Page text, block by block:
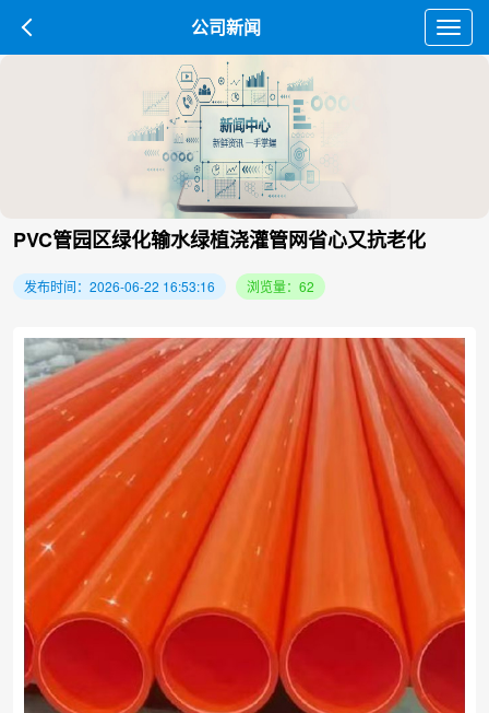
公司新闻
PVC管园区绿化输水绿植浇灌管网省心又抗老化
发布时间：2026-06-22 16:53:16 浏览量：62